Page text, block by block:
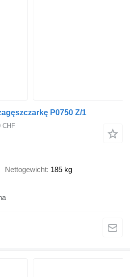
P0750 Z/1
CHF
Nettogewicht 185 kg